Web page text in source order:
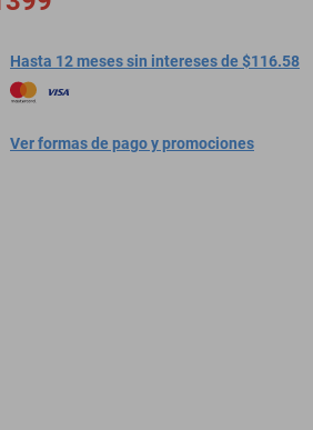
Hasta 12 meses sin intereses de $116.58
Ver formas de pago y promociones